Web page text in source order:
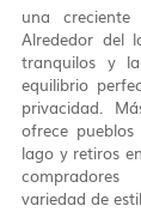
una creciente
Alrededor del
tranquilos y
equilibrio
privacidad.
ofrece
lago y retiros
variedad de